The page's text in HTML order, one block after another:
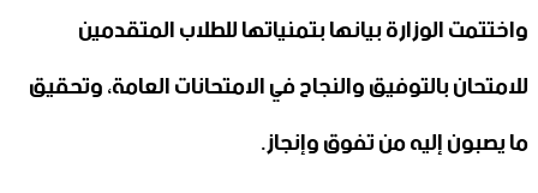
واختتمت الوزارة بيانها بتمنياتها للطلاب المتقدمين
للامتحان بالتوفيق والنجاح في الامتحانات العامة، وتحقيق
ما يصبون إليه من تفوق وإنجاز.